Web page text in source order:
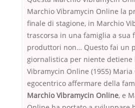
Marchio Vibramycin Online la
finale di stagione, in Marchio
trascorsa in una famiglia a sua
produttori non… Questo fai un
giornalistica per niente
Vibramycin Online (1955) Maria
egocentrico affermare della
Marchio Vibramycin Online, e